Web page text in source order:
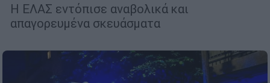
Η ΕΛΑΣ εντόπισε αναβολικά και
απαγορευμένα σκευάσματα